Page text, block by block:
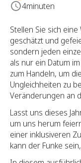
4minuten
Stellen Sie sich
geschätzt und
sondern jeden
als nur ein Datum
zum Handeln, um
Ungleichheiten zu
Veränderungen an
Lasst uns dieses
um uns herum
einer inklusiveren
kann der Funke